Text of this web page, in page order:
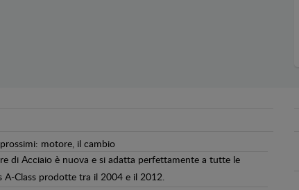
motore, il cambio
di Acciaio è nuova e si adatta perfettamente a tutte le
A-Class prodotte tra il 2004 e il 2012.